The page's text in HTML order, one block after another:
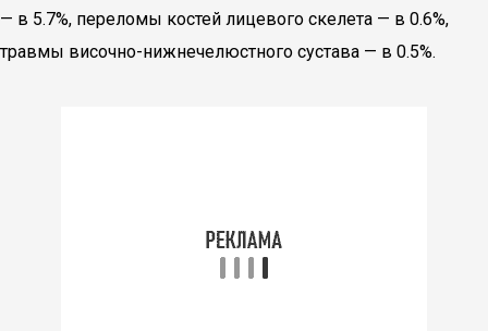
— в 5.7%, переломы костей лицевого скелета — в 0.6%,
травмы височно-нижнечелюстного сустава — в 0.5%.